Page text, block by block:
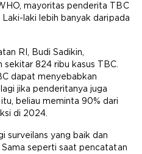
mayoritas penderita TBC
laki lebih banyak daripada
RI, Budi Sadikin,
824 ribu kasus TBC.
dapat menyebabkan
jika penderitanya juga
beliau meminta 90% dari
di 2024.
surveilans yang baik dan
seperti saat pencatatan